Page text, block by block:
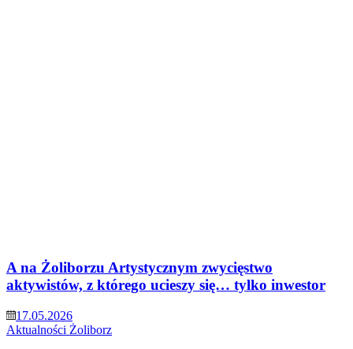
A na Żoliborzu Artystycznym zwycięstwo
aktywistów, z którego ucieszy się… tylko inwestor
17.05.2026
Aktualności Żoliborz